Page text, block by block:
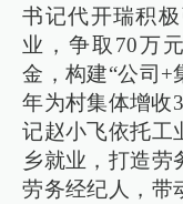
书记代开瑞积
业，争取70万
金，构建“公司+
年为村集体增收
记赵小飞依托工
乡就业，打造劳
劳务经纪人，带